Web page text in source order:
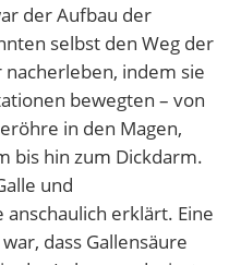
der Aufbau der
selbst den Weg der
indem sie
bewegten – von
in den Magen,
bis hin zum Dickdarm.
und
erklärt. Eine
dass Gallensäure